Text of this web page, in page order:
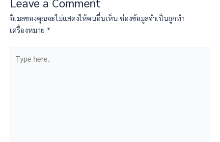
อีเมลของคุณจะไม่แสดงให้คนอื่นเห็น ช่องข้อมูลจำเป็นถูกทำ
เครื่องหมาย *